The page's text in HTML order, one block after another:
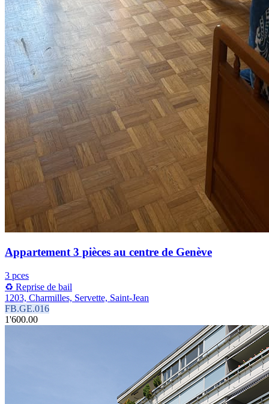
Appartement 3 pièces au centre de Genève
3 pces
♻️ Reprise de bail
1203, Charmilles, Servette, Saint-Jean
FB.GE.016
1'600.00